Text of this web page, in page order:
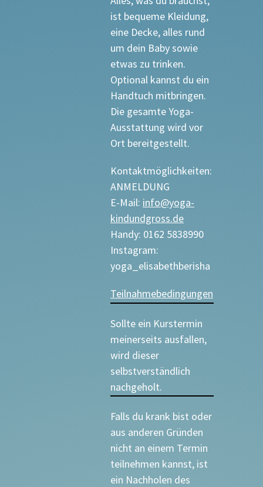
ist bequeme Kleidung,
eine Decke, alles rund
um dein Baby sowie
etwas zu trinken.
Optional kannst du ein
Handtuch mitbringen.
Die gesamte Yoga-
Ausstattung wird vor
Ort bereitgestellt.
Kontaktmöglichkeiten:
ANMELDUNG
E-Mail: info@yoga-
kindundgross.de
Handy: 0162 5838990
Instagram:
yoga_elisabethberisha
Teilnahmebedingungen
Sollte ein Kurstermin
meinerseits ausfallen,
wird dieser
selbstverständlich
nachgeholt.
Falls du krank bist oder
aus anderen Gründen
nicht an einem Termin
teilnehmen kannst, ist
ein Nachholen des